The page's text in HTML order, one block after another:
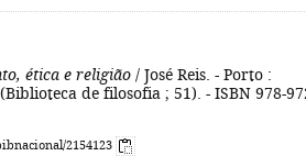
ética e religião / José Reis. - Porto :
de filosofia ; 51). - ISBN 978-
2154123